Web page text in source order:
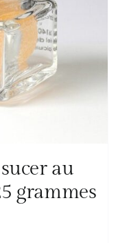
au
grammes